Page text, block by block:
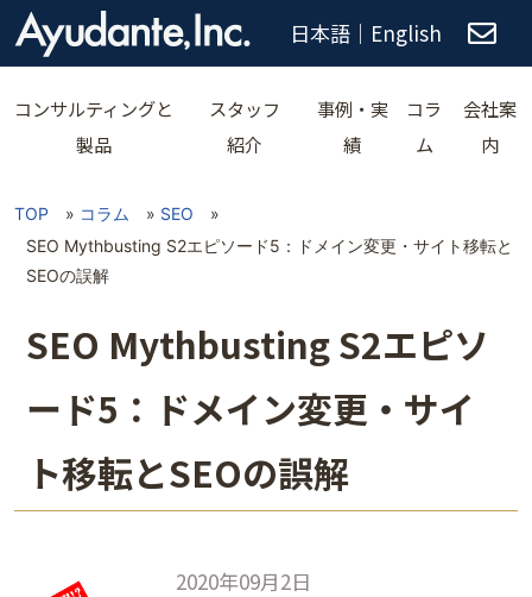
日本語 ｜ English
コンサルティングと
製品
スタッフ
紹介
事例・実
績
コラ
ム
会社案
内
TOP » コラム » SEO
»
SEO Mythbusting S2エピソード5：ドメイン変更・サイト移転と
SEOの誤解
SEO Mythbusting S2エピソ
ード5：ドメイン変更・サイ
ト移転とSEOの誤解
2020年09月2日